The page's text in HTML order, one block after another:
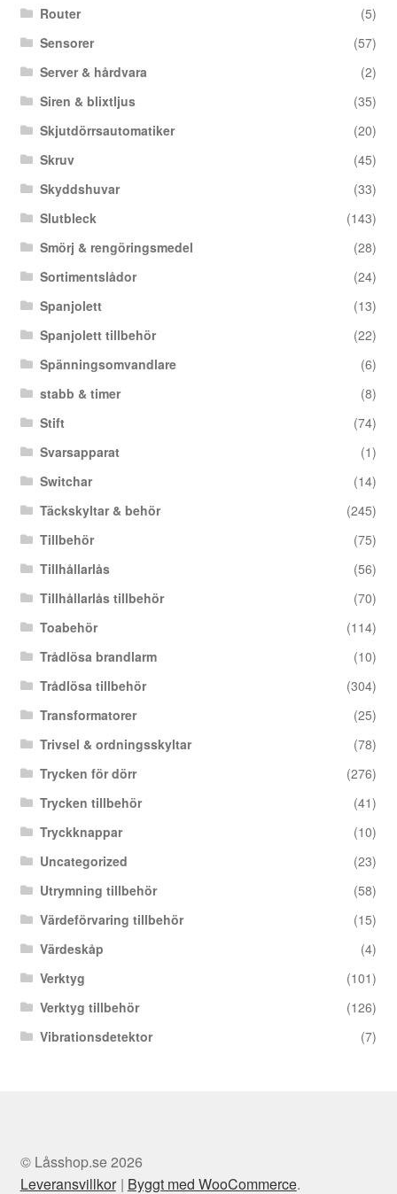
Router
(5)
Sensorer
(57)
Server & hårdvara
(2)
Siren & blixtljus
(35)
Skjutdörrsautomatiker
(20)
Skruv
(45)
Skyddshuvar
(33)
Slutbleck
(143)
Smörj & rengöringsmedel
(28)
Sortimentslådor
(24)
Spanjolett
(13)
Spanjolett tillbehör
(22)
Spänningsomvandlare
(6)
stabb & timer
(8)
Stift
(74)
Svarsapparat
(1)
Switchar
(14)
Täckskyltar & behör
(245)
Tillbehör
(75)
Tillhållarlås
(56)
Tillhållarlås tillbehör
(70)
Toabehör
(114)
Trådlösa brandlarm
(10)
Trådlösa tillbehör
(304)
Transformatorer
(25)
Trivsel & ordningsskyltar
(78)
Trycken för dörr
(276)
Trycken tillbehör
(41)
Tryckknappar
(10)
Uncategorized
(23)
Utrymning tillbehör
(58)
Värdeförvaring tillbehör
(15)
Värdeskåp
(4)
Verktyg
(101)
Verktyg tillbehör
(126)
Vibrationsdetektor
(7)
© Låsshop.se 2026
Leveransvillkor
Byggt med WooCommerce.